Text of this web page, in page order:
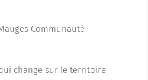
Communauté
change sur le territoire